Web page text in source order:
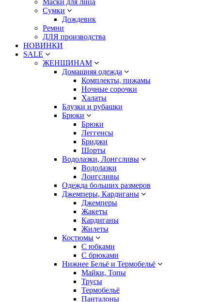
Маски для лица
Сумки
Дождевик
Ремни
ДЛЯ производства
НОВИНКИ
SALE
ЖЕНЩИНАМ
Домашняя одежда
Комплекты, пижамы
Ночные сорочки
Халаты
Блузки и рубашки
Брюки
Брюки
Леггенсы
Бриджи
Шорты
Водолазки, Лонгсливы
Водолазки
Лонгсливы
Одежда больших размеров
Джемперы, Кардиганы
Джемперы
Жакеты
Кардиганы
Жилеты
Костюмы
С юбками
С брюками
Нижнее Бельё и Термобельё
Майки, Топы
Трусы
Термобельё
Панталоны